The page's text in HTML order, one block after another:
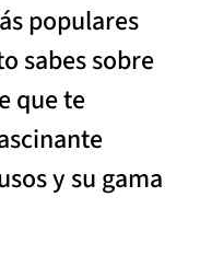
populares
sabes sobre
que te
y su gama